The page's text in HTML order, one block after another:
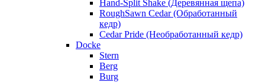
Hand-Split Shake (Деревянная щепа)
RoughSawn Cedar (Обработанный
кедр)
Cedar Pride (Необработанный кедр)
Docke
Stern
Berg
Burg